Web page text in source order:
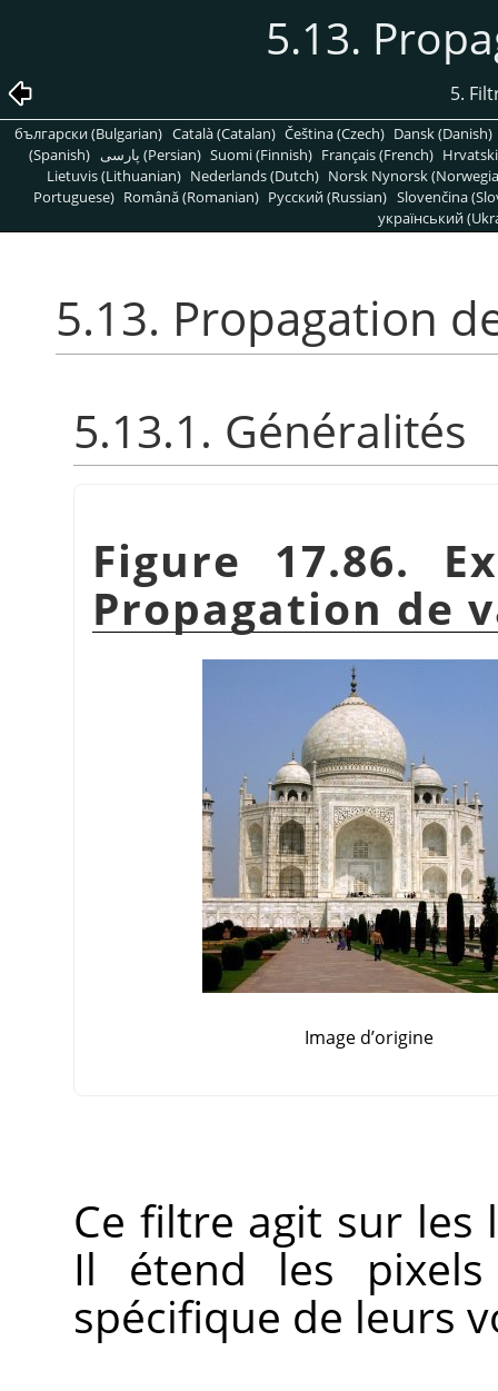
5.13.
5.
български (Bulgarian) Català (Catalan) Čeština (Czech) Dansk (Danish)
(Spanish)
پارسی (Persian) Suomi (Finnish) Français (French)
Lietuvis (Lithuanian) Nederlands (Dutch) Norsk Nynorsk
Portuguese) Română (Romanian) Pусский (Russian) Slovenčina
український
5.13. Propagation
5.13.1. Généralités
Figure 17.86.
Propagation de
Image d’origine
Ce filtre agit sur les
Il étend les
spécifique de leurs